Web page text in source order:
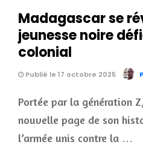
Madagascar se
jeunesse noire
colonial
Publié le 17 octobre 2025
Portée par la génération
nouvelle page de son
l’armée unis contre la …